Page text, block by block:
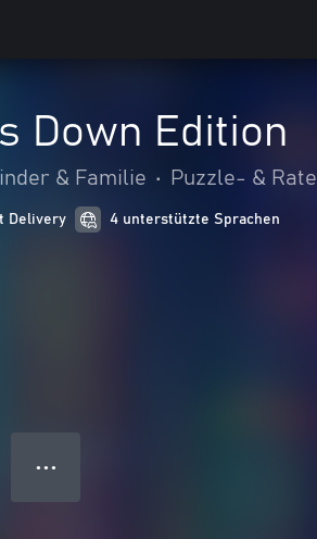
Down Edition
& Familie • Puzzle- &
Delivery 4 unterstützte Sprachen
● ● ●